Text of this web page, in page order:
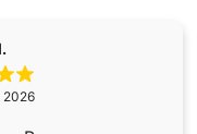
2026